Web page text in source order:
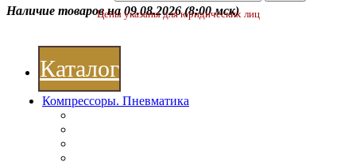
Наличие товаров на 09.08.2026 (8:00 мск)
Цены указаны для юридических лиц
Каталог
Компрессоры. Пневматика